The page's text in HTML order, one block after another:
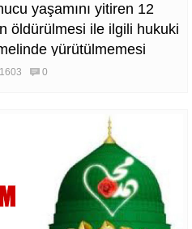
yaşamını yitiren 12
öldürülmesi ile ilgili hukuki
yürütülmemesi
dedi.
1603 0